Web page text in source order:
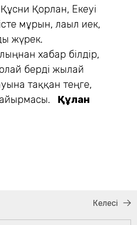
Қорлан, Екеуі
мұрын, лағыл иек,
жүрек.
хабар білдір,
берді жылай
таққан теңге,
Құлан
Келесі